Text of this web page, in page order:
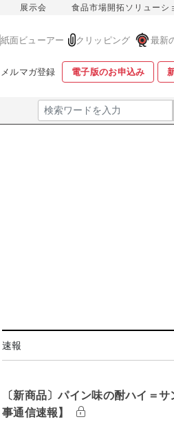
展示会 食品市場開拓ソリューシ
紙面ビューアー クリッピング 最新
メルマガ登録 電子版のお申込み
速報
〔新商品〕パイン味の酎ハイ＝
事通信速報】